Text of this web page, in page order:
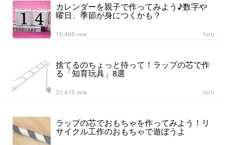
カレンダーを親子で作ってみよう♪数字や
曜日、季節が身につくかも？
ruru
16,466 view
捨てるのちょっと待って！ラップの芯で作
る「知育玩具」8選
ruru
31,415 view
ラップの芯でおもちゃを作ってみよう！リ
サイクル工作のおもちゃで遊ぼうよ